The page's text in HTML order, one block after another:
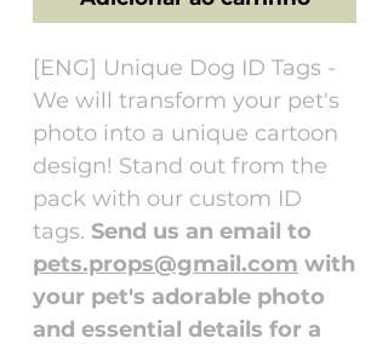
[ENG] Unique Dog ID Tags -
We will transform your pet's
photo into a unique cartoon
design! Stand out from the
pack with our custom ID
tags. Send us an email to
pets.props@gmail.com with
your pet's adorable photo
and essential details for a